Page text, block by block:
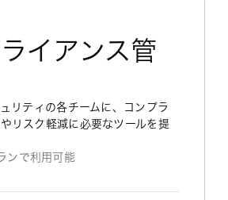
イアンス管
リティの各チームに、コンプラ
リスク軽減に必要なツールを提
ンで利用可能